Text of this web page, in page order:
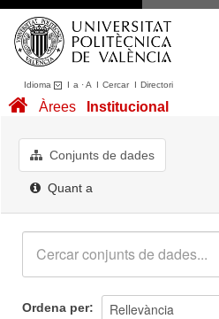
Idioma I a ·A I CercarI Directori
Conjunts de dades
Quant a
Àrees Institucional
Conjunts de dades
Quant a
Ordena per